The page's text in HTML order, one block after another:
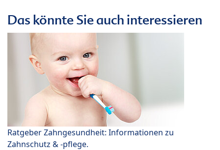
Das könnte Sie auch interessieren
Ratgeber Zahngesundheit: Informationen zu
Zahnschutz & -pflege.